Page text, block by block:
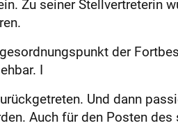
Zu seiner Stellvertreterin
der
I
Und dann
Auch für den Posten